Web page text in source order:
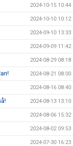
2024-10-15 10:44
2024-10-10 10:12
2024-09-10 13:33
2024-09-09 11:42
2024-08-29 08:18
2024-08-21 08:00
2024-08-16 08:40
2024-08-13 13:10
2024-08-06 15:32
2024-08-02 09:53
2024-07-30 16:23